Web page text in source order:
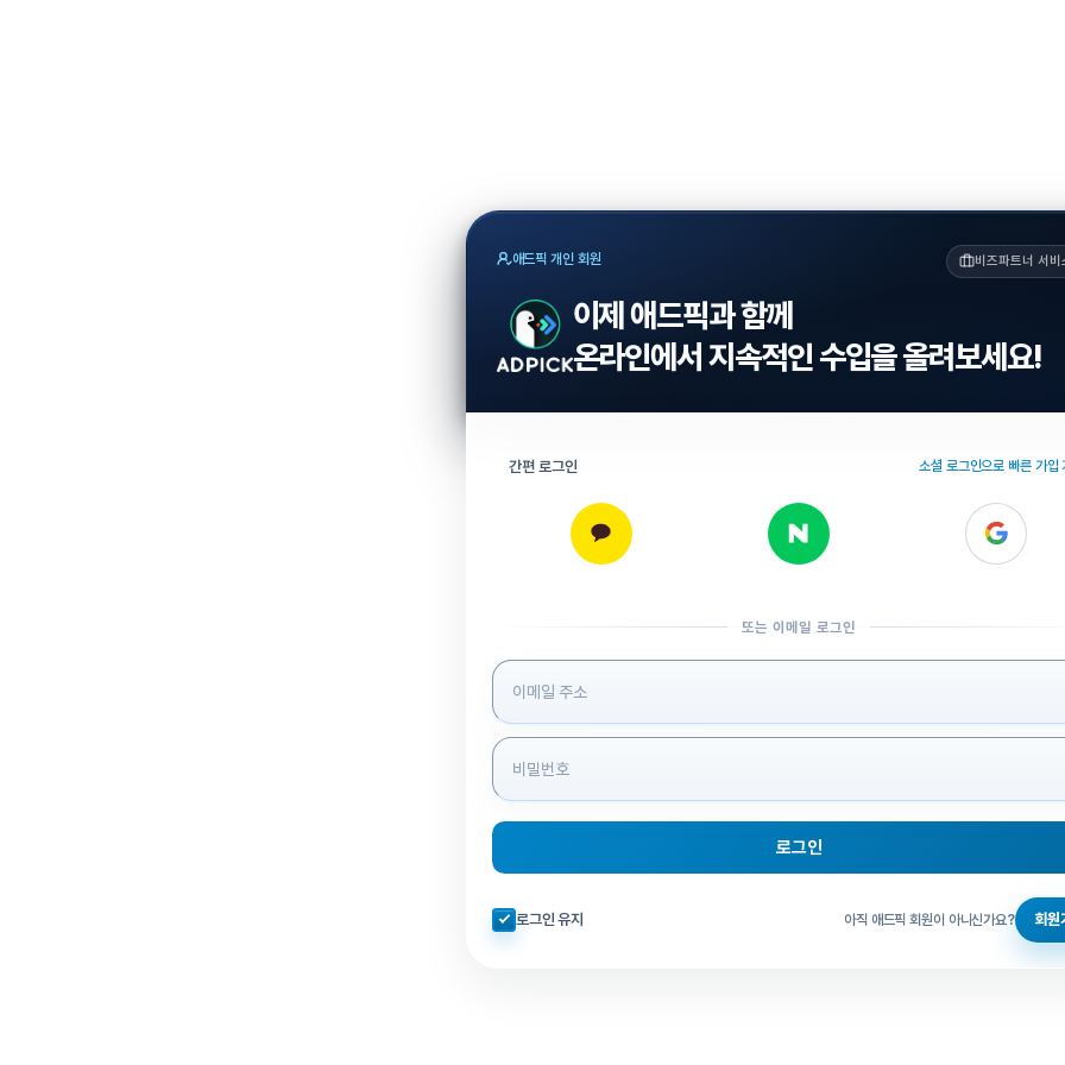
애드픽 개인 회원 비즈파트너 서비
이제 애드픽과 함께
온라인에서 지속적인 수입을 올려보세요!
간편 로그인 소셜 로그인으로 빠른 가입
또는 이메일 로그인
로그인 정보 입력
로그인
자동로그인 체크
로그인 유지 아직 애드픽 회원이 아니신가요? 회원